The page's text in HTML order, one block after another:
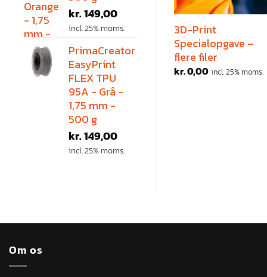
kr.149,00
incl. 25% moms.
PrimaCreator
EasyPrint
FLEX TPU
95A - Grå -
1,75 mm -
500 g
kr.149,00
incl. 25% moms.
3D-Print
Specialopgave –
flere filer
kr.0,00 incl. 25% moms.
Om os